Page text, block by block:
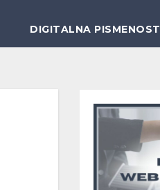
DIGITALNA PISMENOST